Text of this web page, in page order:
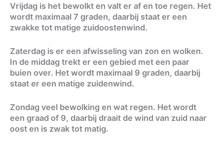
Vrijdag is het bewolkt en valt er af en toe regen. Het
wordt maximaal 7 graden, daarbij staat er een
zwakke tot matige zuidoostenwind.
Zaterdag is er een afwisseling van zon en wolken.
In de middag trekt er een gebied met een paar
buien over. Het wordt maximaal 9 graden, daarbij
staat er een matige zuidenwind.
Zondag veel bewolking en wat regen. Het wordt
een graad of 9, daarbij draait de wind van zuid naar
oost en is zwak tot matig.